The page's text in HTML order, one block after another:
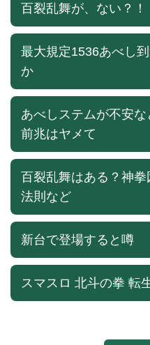
百裂乱舞が、ない？！
最大規定1536あべし
か
あべしステムが不安
前兆はヤメて
百裂乱舞はある？神
法則など
新台で登場すると噂
スマスロ 北斗の拳 転